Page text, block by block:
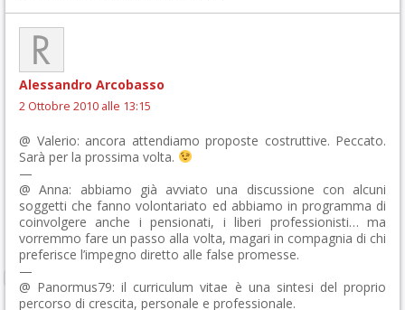
Alessandro Arcobasso
2 Ottobre 2010 alle 13:15
@ Valerio: ancora attendiamo proposte costruttive. Peccato.
Sarà per la prossima volta.
—
@ Anna: abbiamo già avviato una discussione con alcuni
soggetti che fanno volontariato ed abbiamo in programma di
coinvolgere anche i pensionati, i liberi professionisti… ma
vorremmo fare un passo alla volta, magari in compagnia di chi
preferisce l’impegno diretto alle false promesse.
—
@ Panormus79: il curriculum vitae è una sintesi del proprio
percorso di crescita, personale e professionale.